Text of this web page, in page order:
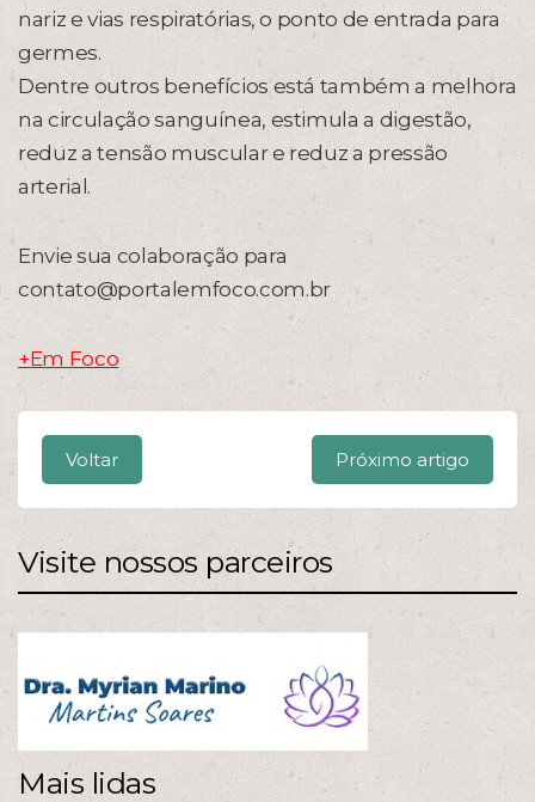
nariz e vias respiratórias, o ponto de entrada para
germes.
Dentre outros benefícios está também a melhora
na circulação sanguínea, estimula a digestão,
reduz a tensão muscular e reduz a pressão
arterial.
Envie sua colaboração para
contato@portalemfoco.com.br
+Em Foco
Voltar Próximo artigo
Visite nossos parceiros
Mais lidas